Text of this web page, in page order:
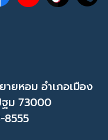
ยหอม อำเภอเมือง
ม 73000
8555